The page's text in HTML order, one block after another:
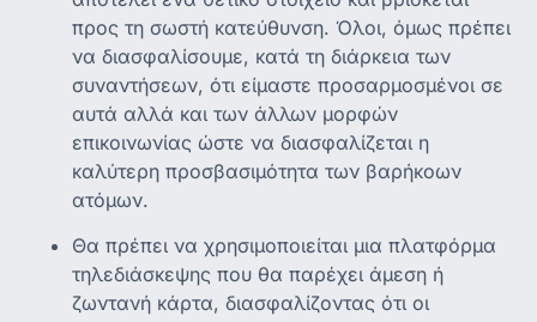
προς τη σωστή κατεύθυνση. Όλοι, όμως πρέπει
να διασφαλίσουμε, κατά τη διάρκεια των
συναντήσεων, ότι είμαστε προσαρμοσμένοι σε
αυτά αλλά και των άλλων μορφών
επικοινωνίας ώστε να διασφαλίζεται η
καλύτερη προσβασιμότητα των βαρήκοων
ατόμων.
Θα πρέπει να χρησιμοποιείται μια πλατφόρμα
τηλεδιάσκεψης που θα παρέχει άμεση ή
ζωντανή κάρτα, διασφαλίζοντας ότι οι